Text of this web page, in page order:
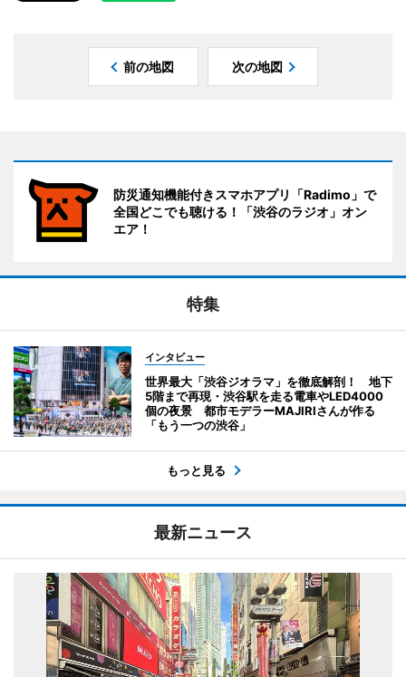
前の地図 次の地図
防災通知機能付きスマホアプリ「Radimo」で
全国どこでも聴ける！「渋谷のラジオ」オン
エア！
特集
インタビュー
世界最大「渋谷ジオラマ」を徹底解剖！ 地下
5階まで再現・渋谷駅を走る電車やLED4000
個の夜景 都市モデラーMAJIRIさんが作る
「もう一つの渋谷」
もっと見る
最新ニュース